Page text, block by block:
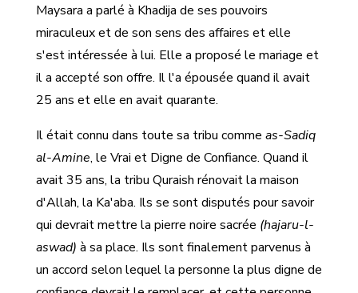
Maysara a parlé à Khadija de ses pouvoirs
miraculeux et de son sens des affaires et elle
s'est intéressée à lui. Elle a proposé le mariage et
il a accepté son offre. Il l'a épousée quand il avait
25 ans et elle en avait quarante.
Il était connu dans toute sa tribu comme as-Sadiq
al-Amine, le Vrai et Digne de Confiance. Quand il
avait 35 ans, la tribu Quraish rénovait la maison
d'Allah, la Ka'aba. Ils se sont disputés pour savoir
qui devrait mettre la pierre noire sacrée (hajaru-l-
aswad) à sa place. Ils sont finalement parvenus à
un accord selon lequel la personne la plus digne de